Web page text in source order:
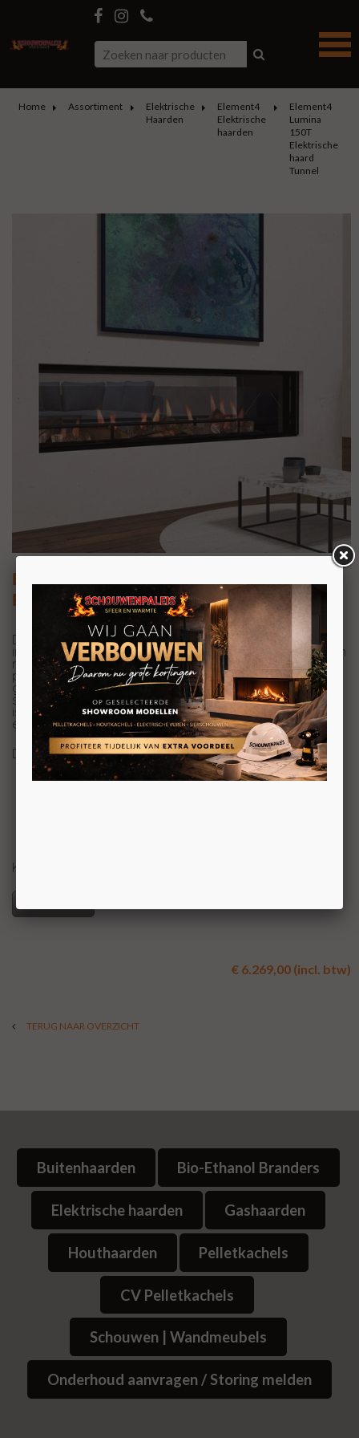
Home Assortiment
Elektrische
Haarden
Element4
Elektrische
haarden
Element4
Lumina
150T
Elektrische
haard
Tunnel
Element4 Lumina 150T
Elektrische haard Tunnel
Deze elegante haard van Element4 heeft een
indrukwekkende breedte van 150 cm, wat zorgt voor een
ruim zicht op het vlammenspel. De elektrische haard is
perfect te combineren met een aan de wand
gemonteerde tv, maar ook uitermate geschikt als
stijlvolle blikvanger in een tussenwand. De Lumina 150T e
is vervaardigd uit zwart staal, waardoor het een
eigentijdse en robuuste uitstraling krijgt.
De Lumina 150T e beschikt standaard over:
Ultra HD technologie, voor een diep en rijk
KOM VOOR UW PRIJS NAAR ONZE SHOWROOM
€ 6.269,00 (incl. btw)
TERUG NAAR OVERZICHT
Buitenhaarden Bio-Ethanol Branders
Elektrische haarden Gashaarden
Houthaarden Pelletkachels
CV Pelletkachels
Schouwen | Wandmeubels
Onderhoud aanvragen / Storing melden